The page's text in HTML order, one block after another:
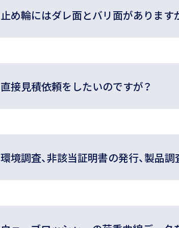
止め輪にはダレ面とバリ面があります
直接見積依頼をしたいのですが？
環境調査、非該当証明書の発行、製品